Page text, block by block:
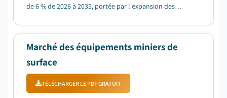
de 6 % de 2026 à 2035, portée par l'expansion des
Marché des équipements miniers de
surface
TÉLÉCHARGER LE PDF GRATUIT